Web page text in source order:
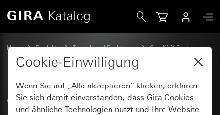
Home Produkte Technik und Funktionen
Gira KNX System
Gira Eco für KNX
Gira Eco für KNX
Cookie-Einwilligung
Wenn Sie auf „Alle akzeptieren“ klicken, erklären
Sie sich damit einverstanden, dass Gira Cookies
und ähnliche Technologien nutzt und Ihre Website-